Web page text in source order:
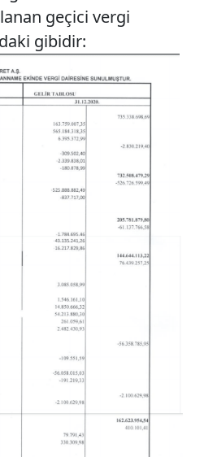
geçici vergi
gibidir: